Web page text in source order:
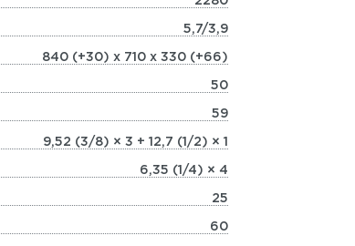
5,7/3,9
840 (+30) х 710 х 330 (+66)
50
59
9,52 (3/8) × 3 + 12,7 (1/2) × 1
6,35 (1/4) × 4
25
60